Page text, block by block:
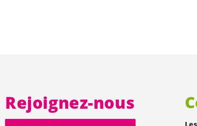
Rejoignez-nous